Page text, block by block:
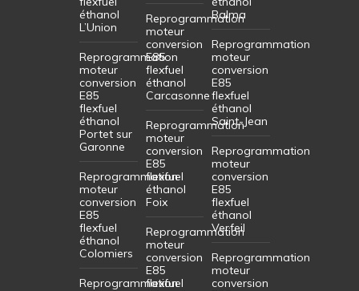
éthanol
L’Union
Reprogrammation
moteur
conversion
E85
flexfuel
éthanol
Portet sur
Garonne
Reprogrammation
moteur
conversion
E85
flexfuel
éthanol
Colomiers
Reprogrammation
Reprogrammation
moteur
conversion
E85
flexfuel
éthanol
Carcasonne
Reprogrammation
moteur
conversion
E85
flexfuel
éthanol
Foix
Reprogrammation
moteur
conversion
E85
flexfuel
Balma
Reprogrammation
moteur
conversion
E85
flexfuel
éthanol
Saint-Jean
Reprogrammation
moteur
conversion
E85
flexfuel
éthanol
Verfeil
Reprogrammation
moteur
conversion